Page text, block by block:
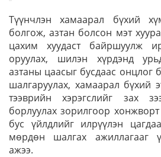
Түүнчлэн хамаарал бүхий
болгож, азтан болсон мэт
цахим хуудаст байршуулж
оруулах, шилэн хүрдэнд
азтаны цаасыг бусдаас онцлог
шалгаруулах, хамаарал бүхий
тээврийн хэрэгслийг зах
борлуулах зорилгоор хонжворт
бус үйлдлийг илрүүлэн
мөрдөн шалгах ажиллагааг
ажээ.